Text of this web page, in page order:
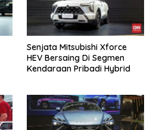
Senjata Mitsubishi Xforce
HEV Bersaing Di Segmen
Kendaraan Pribadi Hybrid